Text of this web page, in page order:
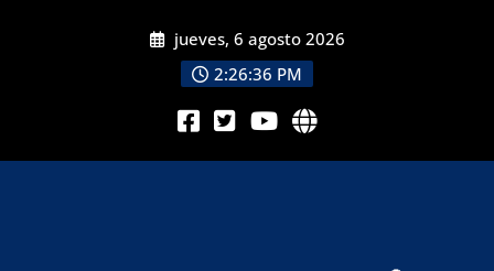
jueves, 6 agosto 2026
2:26:37 PM